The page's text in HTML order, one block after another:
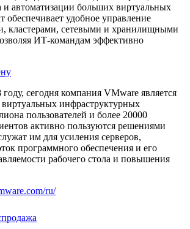
и автоматизации больших виртуальных
обеспечивает удобное управление
кластерами, сетевыми и хранилищными
ИТ‑командам эффективно
сегодня компания VMware является
инфраструктурных
пользователей и более 20000
активно пользуются решениями
им для усиления серверов,
программного обеспечения и его
рабочего стола и повышения
ru/